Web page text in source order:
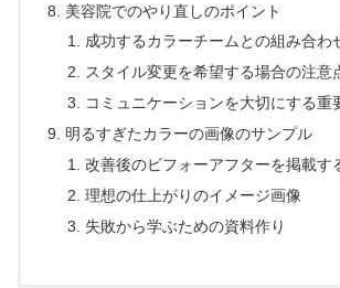
美容院でのやり直しのポイント
成功するカラーチームとの組み合わ
スタイル変更を希望する場合の注意
コミュニケーションを大切にする重
明るすぎたカラーの画像のサンプル
改善後のビフォーアフターを掲載す
理想の仕上がりのイメージ画像
失敗から学ぶための資料作り